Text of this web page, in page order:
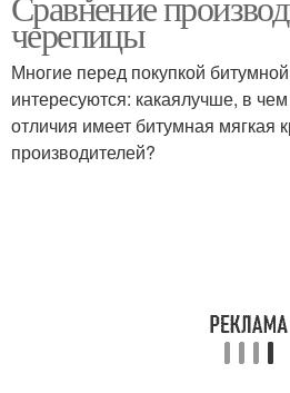
черепицы
Многие перед покупкой
интересуются: какаялучше, в
отличия имеет битумная мягкая
производителей?